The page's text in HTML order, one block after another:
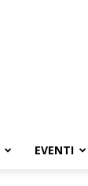
EVENTI